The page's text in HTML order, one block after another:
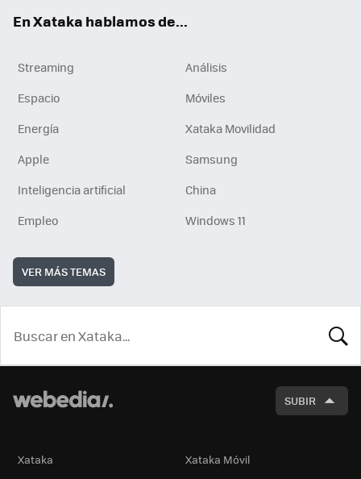
En Xataka hablamos de...
Streaming
Análisis
Espacio
Móviles
Energía
Xataka Movilidad
Apple
Samsung
Inteligencia artificial
China
Empleo
Windows 11
VER MÁS TEMAS
SUBIR
Xataka Xataka Móvil